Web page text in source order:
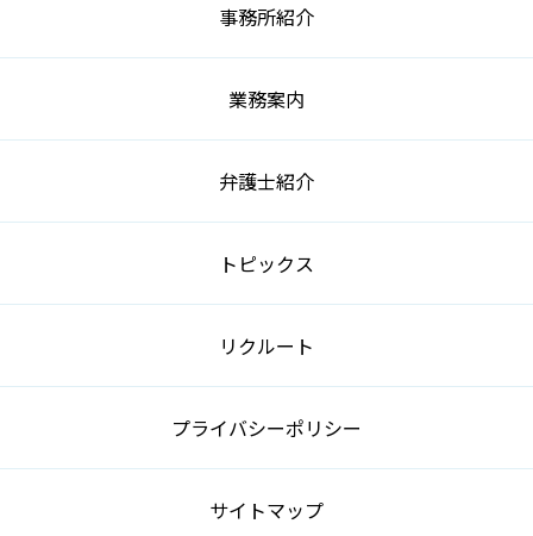
事務所紹介
業務案内
弁護士紹介
トピックス
リクルート
プライバシーポリシー
サイトマップ